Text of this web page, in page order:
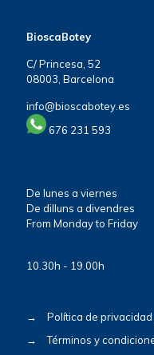
BioscaBotey
C/ Princesa, 52
08003, Barcelona
info@bioscabotey.es
676 231 593
De lunes a viernes
De dilluns a divendres
From Monday to Friday
10.30h - 19.00h
→
Política de
→
Términos y